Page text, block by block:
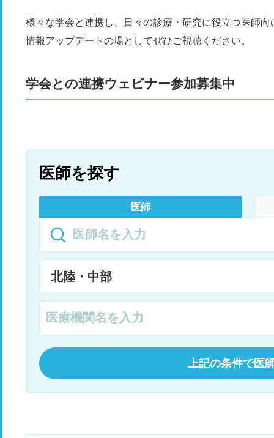
様々な学会と連携し、日々の診療・研究に役立つ医師
情報アップデートの場としてぜひご視聴ください。
学会との連携ウェビナー参加募集中
医師を探す
医師
上記の条件で医